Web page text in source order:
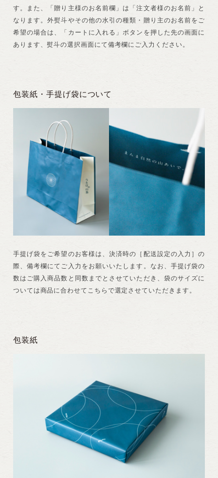
す。また、「贈り主様のお名前欄」は「注文者様のお名前」と
なります。外熨斗やその他の水引の種類・贈り主のお名前をご
希望の場合は、「カートに入れる」ボタンを押した先の画面に
あります、熨斗の選択画面にて備考欄にご入力ください。
包装紙・手提げ袋について
手提げ袋をご希望のお客様は、決済時の［配送設定の入力］の
際、備考欄にてご入力をお願いいたします。なお、手提げ袋の
数はご購入商品数と同数までとさせていただき、袋のサイズに
ついては商品に合わせてこちらで選定させていただきます。
包装紙